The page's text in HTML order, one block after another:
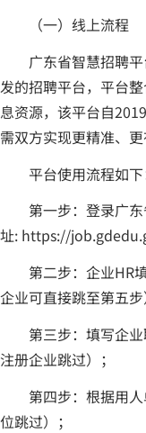
（一）线上流程
广东省智慧招聘
发的招聘平台，平台
息资源，该平台自
需双方实现更精准、更
平台使用流程如下
第一步：登录广
址: https://
第二步：企业HR
企业可直接跳至第五步
第三步：填写企
注册企业跳过）；
第四步：根据用
位跳过）；